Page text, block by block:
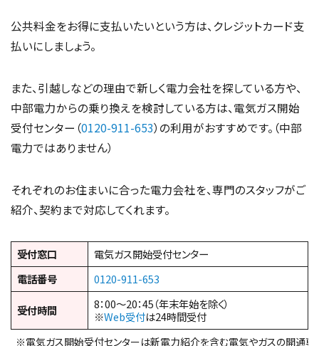
公共料金をお得に支払いたいという方は、クレジットカード支
払いにしましょう。
また、引越しなどの理由で新しく電力会社を探している方や、
中部電力からの乗り換えを検討している方は、電気ガス開始
受付センター（0120-911-653）の利用がおすすめです。（中部
電力ではありません）
それぞれのお住まいに合った電力会社を、専門のスタッフがご
紹介、契約まで対応してくれます。
受付窓口
電気ガス開始受付センター
電話番号
0120-911-653
受付時間
8：00～20：45（年末年始を除く）
※Web受付は24時間受付
※電気ガス開始受付センターは新電力紹介を含む電気やガスの開通専